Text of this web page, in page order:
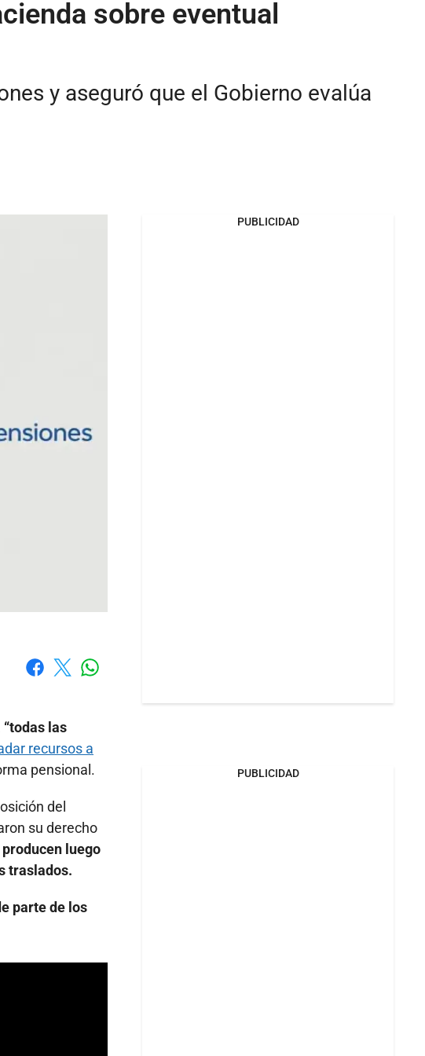
sobre eventual
y aseguró que el Gobierno evalúa
“todas las
recursos a
pensional.
del
su derecho
luego
traslados.
parte de los
PUBLICIDAD
PUBLICIDAD